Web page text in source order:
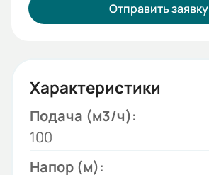
Отправить заявку
Характеристики
Подача (м3/ч):
100
Напор (м):